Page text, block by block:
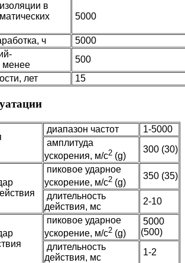
в
5000
ч
5000
менее
500
лет
15
диапазон частот
1-5000
амплитуда
ускорения, м/с2 (g)
300 (30)
пиковое ударное
ускорение, м/с2 (g)
350 (35)
длительность
действия, мс
2-10
пиковое ударное
ускорение, м/с2 (g)
5000
(500)
длительность
действия, мс
1-2